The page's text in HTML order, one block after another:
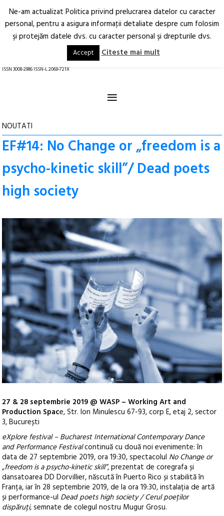
Arhitectură.
Oraș.
RO EN
ISSN 3008-2986 ISSN-L 2069-721X
≡
NOUTATI
EF#14: No Change or „freedom is a
psycho-kinetic skill”/ Dead poets
high society
27 & 28 septembrie 2019 @ WASP – Working Art and
Production Space, Str. Ion Minulescu 67-93, corp E, etaj 2, sector
3, București
eXplore festival – Bucharest International Contemporary Dance
and Performance Festivalcontinuă cu două noi evenimente: în
data de 27 septembrie 2019, ora 19:30, spectacolul No Change or
„freedom is a psycho-kinetic skill”, prezentat de coregrafa și
dansatoarea DD Dorvillier, născută în Puerto Rico și stabilită în
Franța, iar în 28 septembrie 2019, de la ora 19:30, instalația de artă
și performance-ul Dead poets high society / Cerul poeților
dispăruți,semnate de colegul nostru Mugur Grosu.
Ne-am actualizat Politica privind prelucrarea datelor cu caracter
personal, pentru a asigura informaţii detaliate despre cum folosim
şi protejăm datele dvs. cu caracter personal şi drepturile dvs.
Accept Citeste mai mult